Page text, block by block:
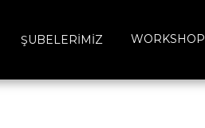
ŞUBELERIMIZ WORKSHOP